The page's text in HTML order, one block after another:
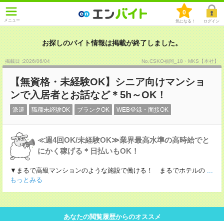
メニュー
0
気になる！ ログイン
お探しのバイト情報は掲載が終了しました。
掲載日 :2026/06/04 No.CSKO福岡_18・MKS【本社】
【無資格・未経験OK】シニア向けマンショ
ンで入居者とお話など＊5h～OK！
派遣 職種未経験OK ブランクOK WEB登録・面接OK
≪週4回OK/未経験OK≫業界最高水準の高時給でと
にかく稼げる＊日払いもOK！
▼まるで高級マンションのような施設で働ける！ まるでホテルの ...
もっとみる
あなたの閲覧履歴からのオススメ